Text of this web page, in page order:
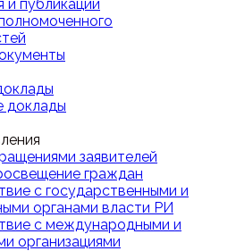
и публикации
доклады
заявителей
граждан
с государственными и
органами власти РИ
с международными и
организациями